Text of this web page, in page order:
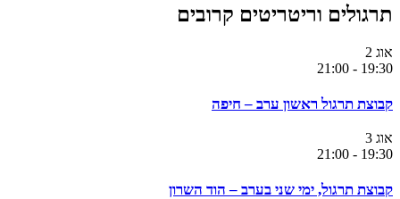
תרגולים וריטריטים קרובים
אוג 2
19:30
-
21:00
קבוצת תרגול ראשון ערב – חיפה
אוג 3
19:30
-
21:00
קבוצת תרגול, ימי שני בערב – הוד השרון